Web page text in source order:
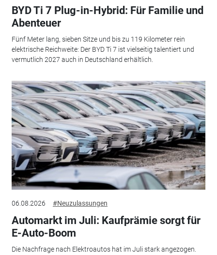
BYD Ti 7 Plug-in-Hybrid: Für Familie und
Abenteuer
Fünf Meter lang, sieben Sitze und bis zu 119 Kilometer rein
elektrische Reichweite: Der BYD Ti 7 ist vielseitig talentiert und
vermutlich 2027 auch in Deutschland erhältlich.
06.08.2026 #Neuzulassungen
Automarkt im Juli: Kaufprämie sorgt für
E-Auto-Boom
Die Nachfrage nach Elektroautos hat im Juli stark angezogen.